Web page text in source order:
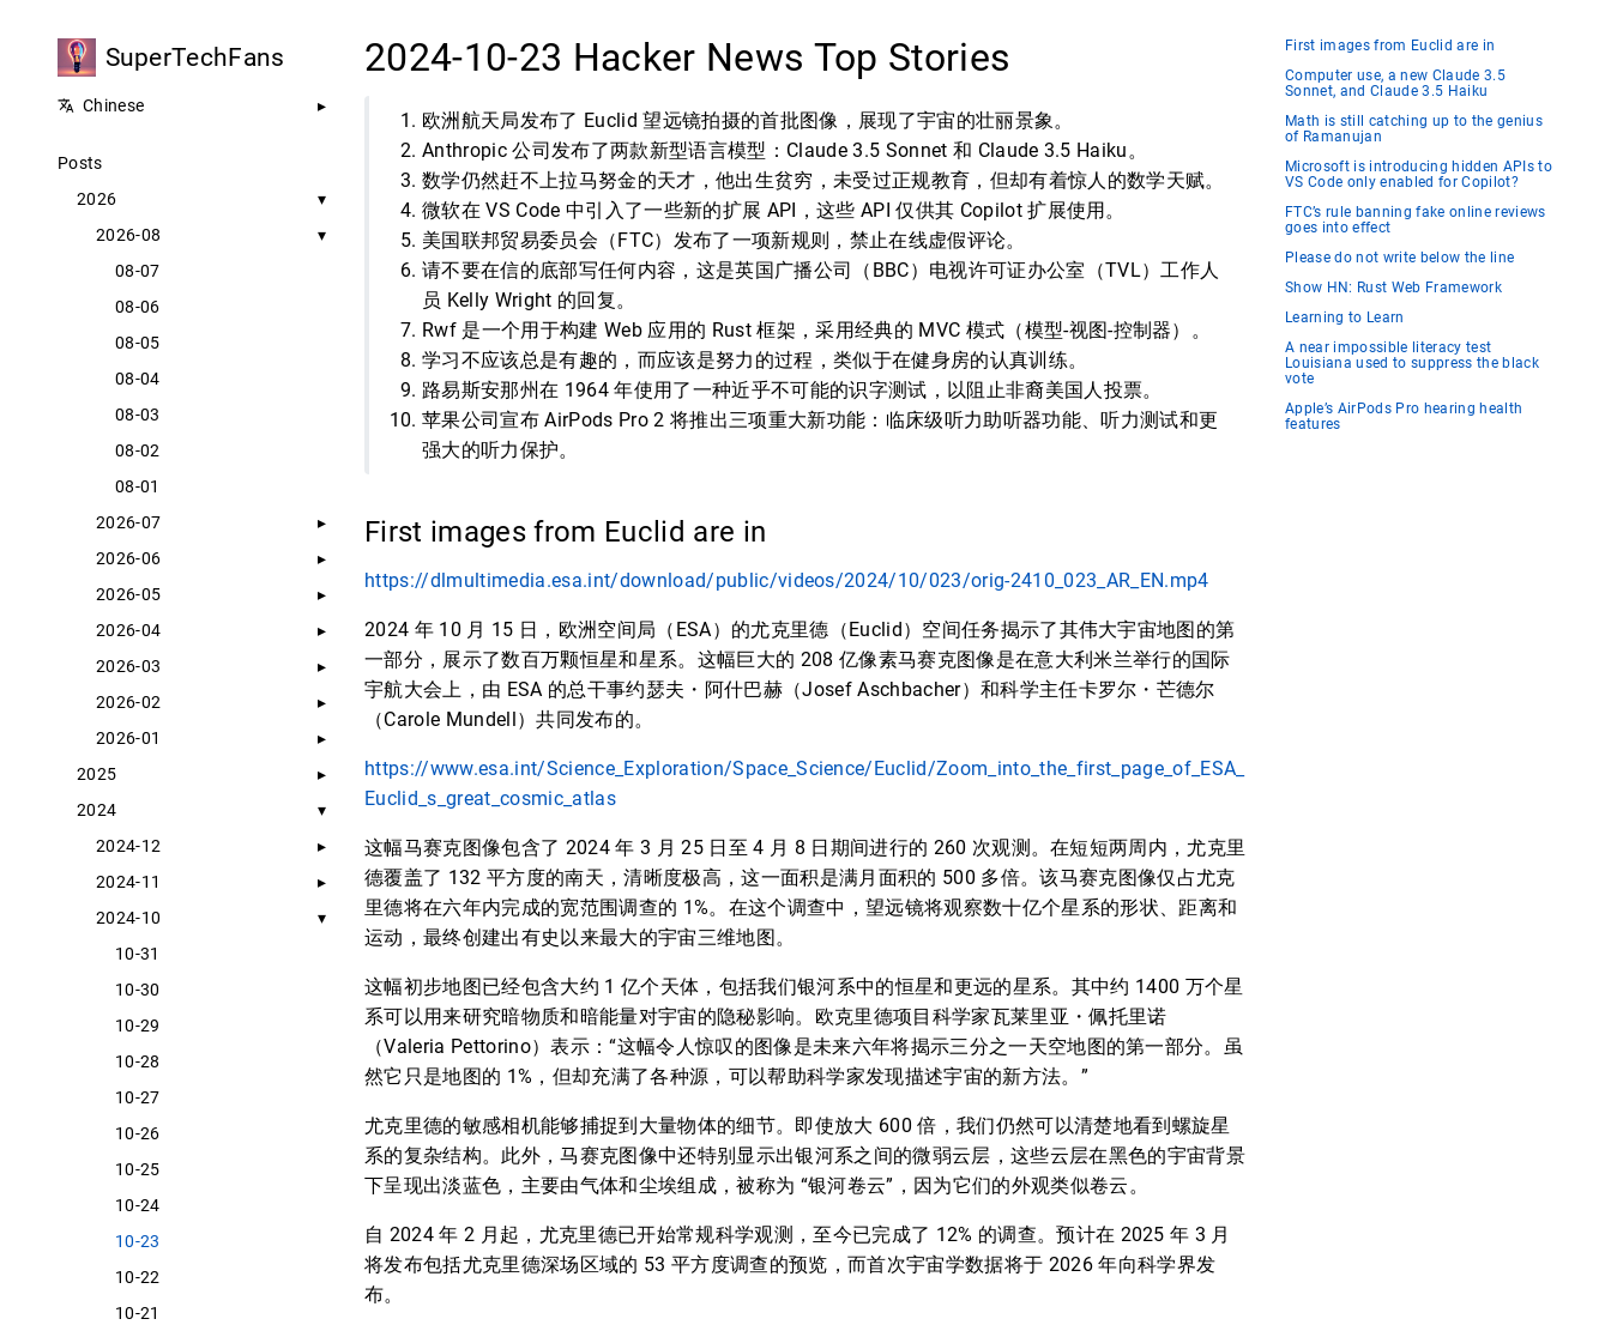
SuperTechFans
Chinese
Posts
2026
2026-08
08-07
08-06
08-05
08-04
08-03
08-02
08-01
2026-07
2026-06
2026-05
2026-04
2026-03
2026-02
2026-01
2025
2024
2024-12
2024-11
2024-10
10-31
10-30
10-29
10-28
10-27
10-26
10-25
10-24
10-23
10-22
10-21
2024-10-23 Hacker News Top Stories
欧洲航天局发布了 Euclid 望远镜拍摄的首批图像，展现了宇宙的壮丽景象。
Anthropic 公司发布了两款新型语言模型：Claude 3.5 Sonnet 和 Claude 3.5 Haiku。
数学仍然赶不上拉马努金的天才，他出生贫穷，未受过正规教育，但却有着惊人的数学天赋。
微软在 VS Code 中引入了一些新的扩展 API，这些 API 仅供其 Copilot 扩展使用。
美国联邦贸易委员会（FTC）发布了一项新规则，禁止在线虚假评论。
请不要在信的底部写任何内容，这是英国广播公司（BBC）电视许可证办公室（TVL）工作人
员 Kelly Wright 的回复。
Rwf 是一个用于构建 Web 应用的 Rust 框架，采用经典的 MVC 模式（模型-视图-控制器）。
学习不应该总是有趣的，而应该是努力的过程，类似于在健身房的认真训练。
路易斯安那州在 1964 年使用了一种近乎不可能的识字测试，以阻止非裔美国人投票。
苹果公司宣布 AirPods Pro 2 将推出三项重大新功能：临床级听力助听器功能、听力测试和更
强大的听力保护。
First images from Euclid are in
https://dlmultimedia.esa.int/download/public/videos/2024/10/023/orig-2410_023_AR_EN.mp4
2024 年 10 月 15 日，欧洲空间局（ESA）的尤克里德（Euclid）空间任务揭示了其伟大宇宙地图的第
一部分，展示了数百万颗恒星和星系。这幅巨大的 208 亿像素马赛克图像是在意大利米兰举行的国际
宇航大会上，由 ESA 的总干事约瑟夫・阿什巴赫（Josef Aschbacher）和科学主任卡罗尔・芒德尔
（Carole Mundell）共同发布的。
https://www.esa.int/Science_Exploration/Space_Science/Euclid/Zoom_into_the_first_page_of_ESA_
Euclid_s_great_cosmic_atlas
这幅马赛克图像包含了 2024 年 3 月 25 日至 4 月 8 日期间进行的 260 次观测。在短短两周内，尤克里
德覆盖了 132 平方度的南天，清晰度极高，这一面积是满月面积的 500 多倍。该马赛克图像仅占尤克
里德将在六年内完成的宽范围调查的 1%。在这个调查中，望远镜将观察数十亿个星系的形状、距离和
运动，最终创建出有史以来最大的宇宙三维地图。
这幅初步地图已经包含大约 1 亿个天体，包括我们银河系中的恒星和更远的星系。其中约 1400 万个星
系可以用来研究暗物质和暗能量对宇宙的隐秘影响。欧克里德项目科学家瓦莱里亚・佩托里诺
（Valeria Pettorino）表示：“这幅令人惊叹的图像是未来六年将揭示三分之一天空地图的第一部分。虽
然它只是地图的 1%，但却充满了各种源，可以帮助科学家发现描述宇宙的新方法。”
尤克里德的敏感相机能够捕捉到大量物体的细节。即使放大 600 倍，我们仍然可以清楚地看到螺旋星
系的复杂结构。此外，马赛克图像中还特别显示出银河系之间的微弱云层，这些云层在黑色的宇宙背景
下呈现出淡蓝色，主要由气体和尘埃组成，被称为 “银河卷云”，因为它们的外观类似卷云。
自 2024 年 2 月起，尤克里德已开始常规科学观测，至今已完成了 12% 的调查。预计在 2025 年 3 月
将发布包括尤克里德深场区域的 53 平方度调查的预览，而首次宇宙学数据将于 2026 年向科学界发
布。
First images from Euclid are in
Computer use, a new Claude 3.5
Sonnet, and Claude 3.5 Haiku
Math is still catching up to the genius
of Ramanujan
Microsoft is introducing hidden APIs to
VS Code only enabled for Copilot?
FTC’s rule banning fake online reviews
goes into effect
Please do not write below the line
Show HN: Rust Web Framework
Learning to Learn
A near impossible literacy test
Louisiana used to suppress the black
vote
Apple’s AirPods Pro hearing health
features